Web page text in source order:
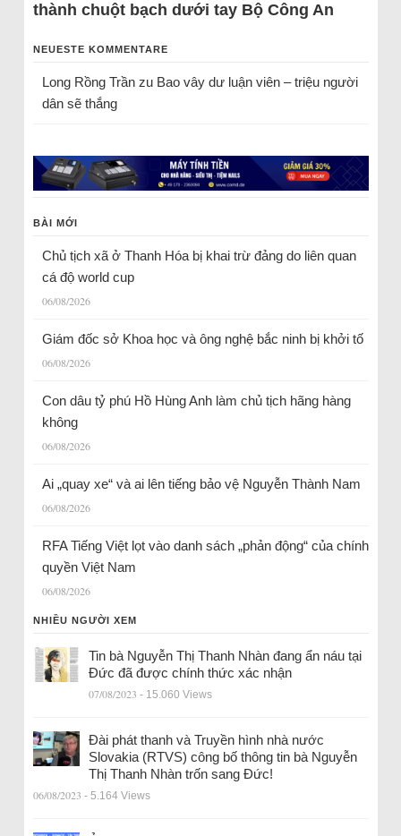
thành chuột bạch dưới tay Bộ Công An
NEUESTE KOMMENTARE
Long Rồng Trầnzu Bao vây dư luận viên – triệu người
dân sẽ thắng
BÀI MỚI
Chủ tịch xã ở Thanh Hóa bị khai trừ đảng do liên quan
cá độ world cup
06/08/2026
Giám đốc sở Khoa học và ông nghệ bắc ninh bị khởi tố
06/08/2026
Con dâu tỷ phú Hồ Hùng Anh làm chủ tịch hãng hàng
không
06/08/2026
Ai „quay xe“ và ai lên tiếng bảo vệ Nguyễn Thành Nam
06/08/2026
RFA Tiếng Việt lọt vào danh sách „phản động“ của chính
quyền Việt Nam
06/08/2026
NHIỀU NGƯỜI XEM
Tin bà Nguyễn Thị Thanh Nhàn đang ẩn náu tại
Đức đã được chính thức xác nhận
07/08/2023 - 15.060 Views
Đài phát thanh và Truyền hình nhà nước
Slovakia (RTVS) công bố thông tin bà Nguyễn
Thị Thanh Nhàn trốn sang Đức!
06/08/2023 - 5.164 Views